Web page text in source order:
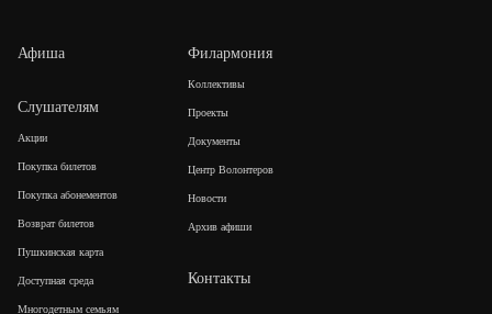
Афиша
Слушателям
Акции
Покупка билетов
Покупка абонементов
Возврат билетов
Пушкинская карта
Доступная среда
Многодетным семьям
Филармония
Коллективы
Проекты
Документы
Центр Волонтеров
Новости
Архив афиши
Контакты